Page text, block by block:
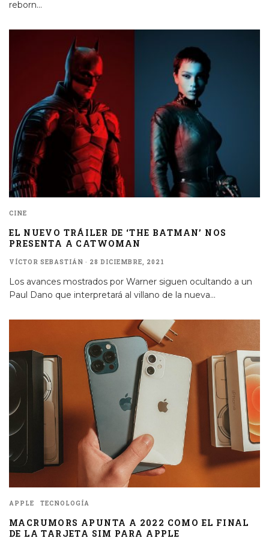
reborn...
CINE
EL NUEVO TRÁILER DE ‘THE BATMAN’ NOS
PRESENTA A CATWOMAN
VÍCTOR SEBASTIÁN · 28 DICIEMBRE, 2021
Los avances mostrados por Warner siguen ocultando a un
Paul Dano que interpretará al villano de la nueva...
APPLE TECNOLOGÍA
MACRUMORS APUNTA A 2022 COMO EL FINAL
DE LA TARJETA SIM PARA APPLE